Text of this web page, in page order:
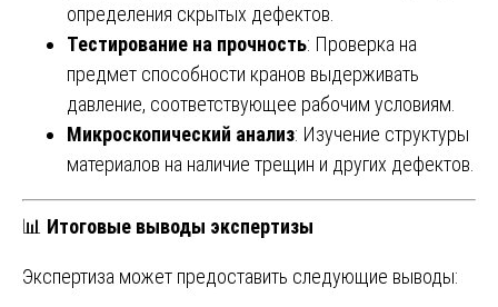
определения скрытых дефектов.
Тестирование на прочность: Проверка на
предмет способности кранов выдерживать
давление, соответствующее рабочим условиям.
Микроскопический анализ: Изучение структуры
материалов на наличие трещин и других дефектов.
📊 Итоговые выводы экспертизы
Экспертиза может предоставить следующие выводы: